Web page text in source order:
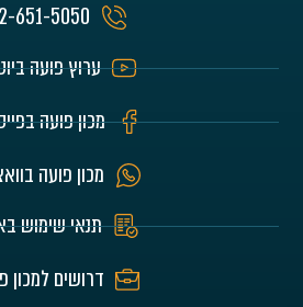
651-5050
ערוץ פועה
מכון פועה
מכון פועה
תנאי שימוש
דרושים למכון